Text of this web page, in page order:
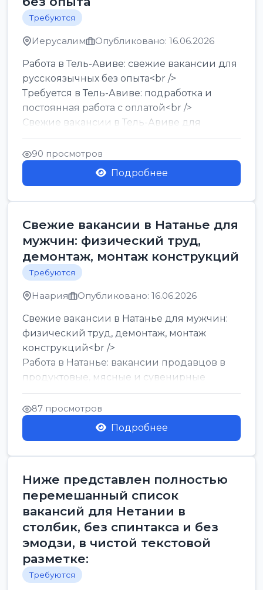
Требуются
Иерусалим Опубликовано: 16.06.2026
Работа в Тель-Авиве: свежие вакансии для
русскоязычных без опыта<br />
Требуется в Тель-Авиве: подработка и
постоянная работа с оплатой<br />
Свежие вакансии в Тель-Авиве для
мужчин и женщин от хозя...
90 просмотров
Подробнее
Свежие вакансии в Натанье для
мужчин: физический труд,
демонтаж, монтаж конструкций
Требуются
Наария Опубликовано: 16.06.2026
Свежие вакансии в Натанье для мужчин:
физический труд, демонтаж, монтаж
конструкций<br />
Работа в Натанье: вакансии продавцов в
продуктовые, мясные и сувенирные
лавки<br />
Разнорабочий на сборку м...
87 просмотров
Подробнее
Ниже представлен полностью
перемешанный список
вакансий для Нетании в
столбик, без спинтакса и без
эмодзи, в чистой текстовой
разметке:
Требуются